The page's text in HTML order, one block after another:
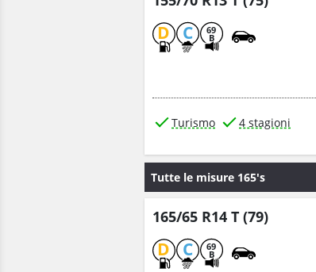
D C 69
B
Turismo 4 stagioni
Tutte le misure 165's
165/65 R14 T (79)
D C 69
B